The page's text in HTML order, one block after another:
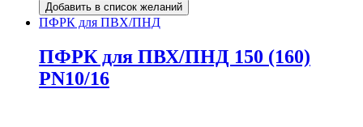
Добавить в список желаний
ПФРК для ПВХ/ПНД
ПФРК для ПВХ/ПНД 150 (160)
PN10/16